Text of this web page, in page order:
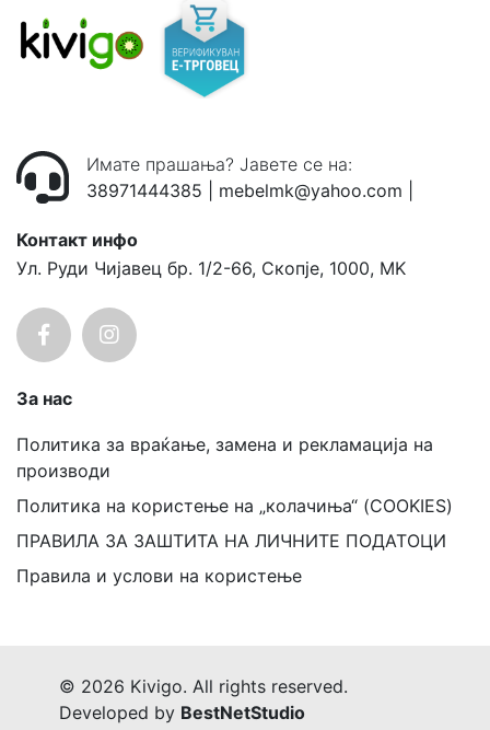
Имате прашања? Јавете се на:
38971444385
mebelmk@yahoo.com
Контакт инфо
Ул. Руди Чијавец бр. 1/2-66, Скопје, 1000, MK
За нас
Политика за враќање, замена и рекламација на
производи
Политика на користење на „колачиња“ (COOKIES)
ПРАВИЛА ЗА ЗАШТИТА НА ЛИЧНИТЕ ПОДАТОЦИ
Правила и услови на користење
© 2026 Kivigo. All rights reserved.
Developed by BestNetStudio